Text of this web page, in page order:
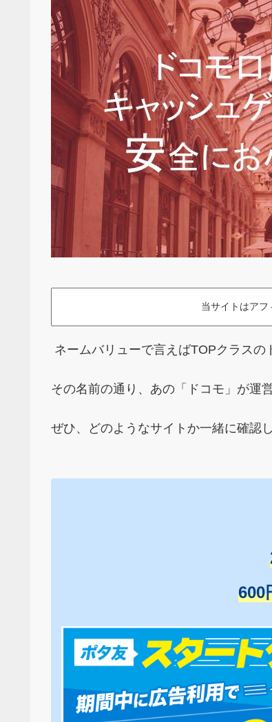
当サイトはアフ
ネームバリューで言えばTOPクラスの
その名前の通り、あの「ドコモ」が運
ぜひ、どのようなサイトか一緒に確認
600